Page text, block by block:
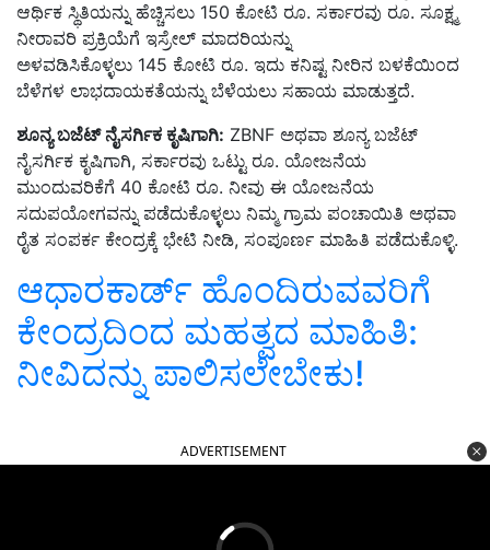
ಆರ್ಥಿಕ ಸ್ಥಿತಿಯನ್ನು ಹೆಚ್ಚಿಸಲು 150 ಕೋಟಿ ರೂ. ಸರ್ಕಾರವು ರೂ. ಸೂಕ್ಷ್ಮ
ನೀರಾವರಿ ಪ್ರಕ್ರಿಯೆಗೆ ಇಸ್ರೇಲ್ ಮಾದರಿಯನ್ನು
ಅಳವಡಿಸಿಕೊಳ್ಳಲು 145 ಕೋಟಿ ರೂ. ಇದು ಕನಿಷ್ಟ ನೀರಿನ ಬಳಕೆಯಿಂದ
ಬೆಳೆಗಳ ಲಾಭದಾಯಕತೆಯನ್ನು ಬೆಳೆಯಲು ಸಹಾಯ ಮಾಡುತ್ತದೆ.
ಶೂನ್ಯ ಬಜೆಟ್ ನೈಸರ್ಗಿಕ ಕೃಷಿಗಾಗಿ: ZBNF ಅಥವಾ ಶೂನ್ಯ ಬಜೆಟ್
ನೈಸರ್ಗಿಕ ಕೃಷಿಗಾಗಿ, ಸರ್ಕಾರವು ಒಟ್ಟು ರೂ. ಯೋಜನೆಯ
ಮುಂದುವರಿಕೆಗೆ 40 ಕೋಟಿ ರೂ. ನೀವು ಈ ಯೋಜನೆಯ
ಸದುಪಯೋಗವನ್ನು ಪಡೆದುಕೊಳ್ಳಲು ನಿಮ್ಮ ಗ್ರಾಮ ಪಂಚಾಯಿತಿ ಅಥವಾ
ರೈತ ಸಂಪರ್ಕ ಕೇಂದ್ರಕ್ಕೆ ಭೇಟಿ ನೀಡಿ, ಸಂಪೂರ್ಣ ಮಾಹಿತಿ ಪಡೆದುಕೊಳ್ಳಿ.
ಆಧಾರಕಾರ್ಡ್‌ ಹೊಂದಿರುವವರಿಗೆ
ಕೇಂದ್ರದಿಂದ ಮಹತ್ವದ ಮಾಹಿತಿ:
ನೀವಿದನ್ನು ಪಾಲಿಸಲೇಬೇಕು!
ADVERTISEMENT